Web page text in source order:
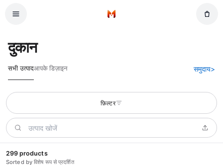
होम
दुकान
सभी उत्पादआपके डिज़ाइन समुदाय>
फ़िल्टर
299 products
Sorted by विशेष रूप से प्रदर्शित